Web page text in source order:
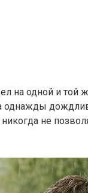
на одной и той
однажды
не